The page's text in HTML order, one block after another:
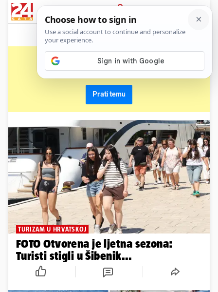
PRIJAVA
News
riva
Prati temu
TURIZAM U HRVATSKOJ
FOTO Otvorena je ljetna sezona:
Turisti stigli u Šibenik...